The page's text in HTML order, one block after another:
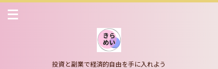
投資と副業で経済的自由を手に入れよう